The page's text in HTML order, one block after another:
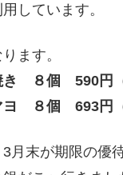
しています。
ます。
き ８個 590円（
ヨ ８個 693円（
月末が期限の優